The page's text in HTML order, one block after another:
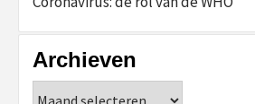
Archieven